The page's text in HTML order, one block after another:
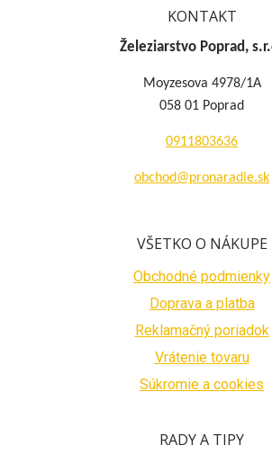
KONTAKT
Železiarstvo Poprad,
Moyzesova 4978/1A
058 01 Poprad
0911803636
obchod@pronaradie.sk
VŠETKO O NÁKUPE
Obchodné podmienky
Doprava a platba
Reklamačný poriadok
Vrátenie tovaru
Súkromie a cookies
RADY A TIPY